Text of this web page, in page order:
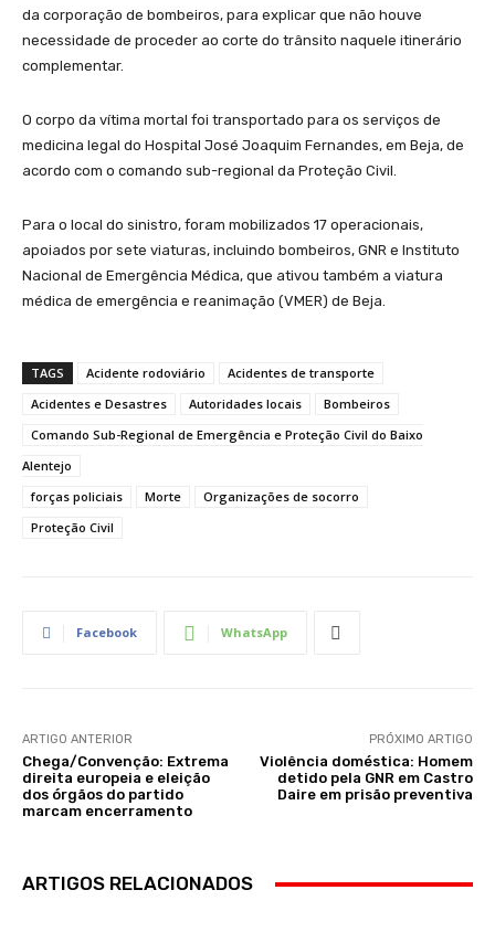
da corporação de bombeiros, para explicar que não houve
necessidade de proceder ao corte do trânsito naquele itinerário
complementar.
O corpo da vítima mortal foi transportado para os serviços de
medicina legal do Hospital José Joaquim Fernandes, em Beja, de
acordo com o comando sub-regional da Proteção Civil.
Para o local do sinistro, foram mobilizados 17 operacionais,
apoiados por sete viaturas, incluindo bombeiros, GNR e Instituto
Nacional de Emergência Médica, que ativou também a viatura
médica de emergência e reanimação (VMER) de Beja.
TAGS Acidente rodoviário
Acidentes de transporte
Acidentes e Desastres
Autoridades locais
Bombeiros
Comando Sub-Regional de Emergência e Proteção Civil do Baixo
Alentejo
forças policiais
Morte
Organizações de socorro
Proteção Civil
Facebook WhatsApp
ARTIGO ANTERIOR
Chega/Convenção: Extrema
direita europeia e eleição
dos órgãos do partido
marcam encerramento
PRÓXIMO ARTIGO
Violência doméstica: Homem
detido pela GNR em Castro
Daire em prisão preventiva
ARTIGOS RELACIONADOS